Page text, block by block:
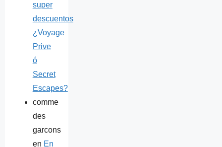
super
descuentos
¿Voyage
Prive
ó
Secret
Escapes?
comme
des
garcons
en En